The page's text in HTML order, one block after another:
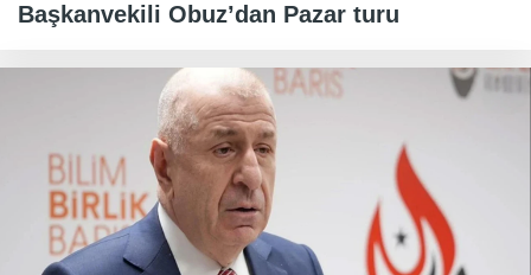
Başkanvekili Obuz’dan Pazar turu